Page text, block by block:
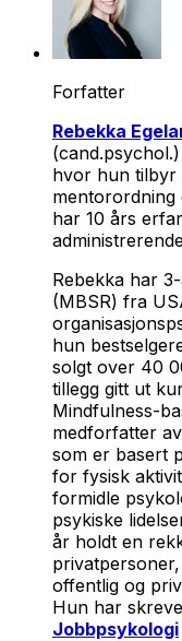
Forfatter
Rebekka
hvor hun tilbyr
mentorordning
har 10 års
Rebekka har
(MBSR) fra
hun
solgt over 40
tillegg gitt ut
Mindfulness-
medforfatter
som er basert
for fysisk
formidle
psykiske
år holdt en
offentlig og
Hun har
Jobbpsykologi